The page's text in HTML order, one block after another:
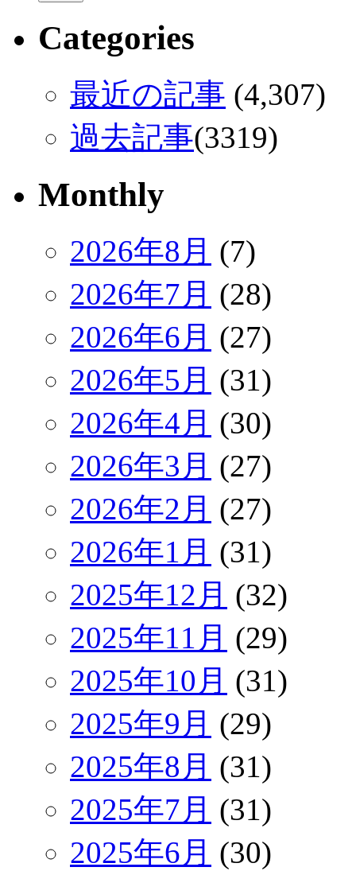
Categories
最近の記事 (4,307)
過去記事(3319)
Monthly
2026年8月 (7)
2026年7月 (28)
2026年6月 (27)
2026年5月 (31)
2026年4月 (30)
2026年3月 (27)
2026年2月 (27)
2026年1月 (31)
2025年12月 (32)
2025年11月 (29)
2025年10月 (31)
2025年9月 (29)
2025年8月 (31)
2025年7月 (31)
2025年6月 (30)